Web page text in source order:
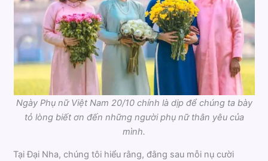
Ngày Phụ nữ Việt Nam 20/10 chính là dịp để chúng ta bày
tỏ lòng biết ơn đến những người phụ nữ thân yêu của
mình.
Tại Đại Nha, chúng tôi hiểu rằng, đằng sau mỗi nụ cười